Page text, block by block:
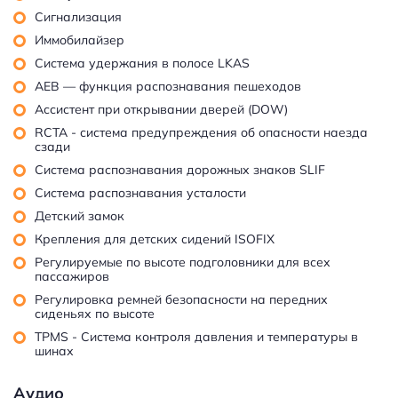
Сигнализация
Иммобилайзер
Система удержания в полосе LKAS
AEB — функция распознавания пешеходов
Ассистент при открывании дверей (DOW)
RCTA - система предупреждения об опасности наезда
сзади
Система распознавания дорожных знаков SLIF
Система распознавания усталости
Детский замок
Крепления для детских сидений ISOFIX
Регулируемые по высоте подголовники для всех
пассажиров
Регулировка ремней безопасности на передних
сиденьях по высоте
TPMS - Cистема контроля давления и температуры в
шинах
Аудио